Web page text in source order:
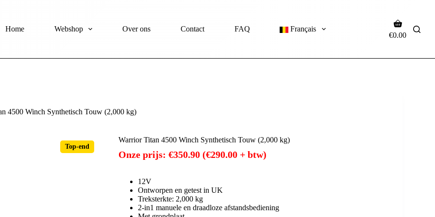
Home Webshop Over ons Contact FAQ Français
€0.00
4500 Winch Synthetisch Touw (2,000 kg)
Warrior Titan 4500 Winch Synthetisch Touw (2,000 kg)
Onze prijs: €350.90 (€290.00 + btw)
12V
Ontworpen en getest in UK
Treksterkte: 2,000 kg
2-in1 manuele en draadloze afstandsbediening